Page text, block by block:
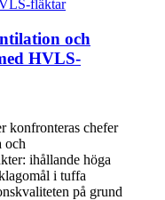
och
HVLS-
konfronteras chefer
och
ihållande höga
i tuffa
på grund